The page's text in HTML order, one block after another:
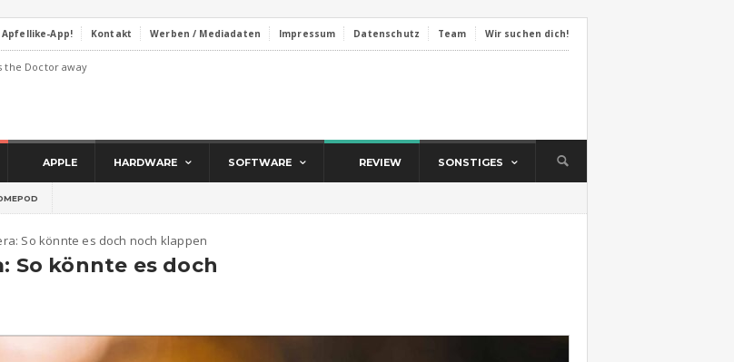
App! Kontakt Werben / Mediadaten Impressum Datenschutz Team Wir suchen dich!
the Doctor away
APPLE HARDWARE SOFTWARE REVIEW SONSTIGES
So könnte es doch noch klappen
So könnte es doch